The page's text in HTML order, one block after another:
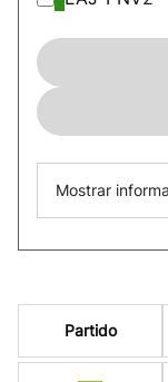
Mostrar
Partido